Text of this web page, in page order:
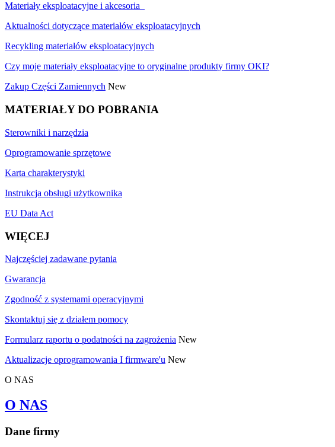
Materiały eksploatacyjne i akcesoria
Aktualności dotyczące materiałów eksploatacyjnych
Recykling materiałów eksploatacyjnych
Czy moje materiały eksploatacyjne to oryginalne produkty firmy OKI?
Zakup Części Zamiennych New
MATERIAŁY DO POBRANIA
Sterowniki i narzędzia
Oprogramowanie sprzętowe
Karta charakterystyki
Instrukcja obsługi użytkownika
EU Data Act
WIĘCEJ
Najczęściej zadawane pytania
Gwarancja
Zgodność z systemami operacyjnymi
Skontaktuj się z działem pomocy
Formularz raportu o podatności na zagrożenia New
Aktualizacje oprogramowania I firmware'u New
O NAS
O NAS
Dane firmy